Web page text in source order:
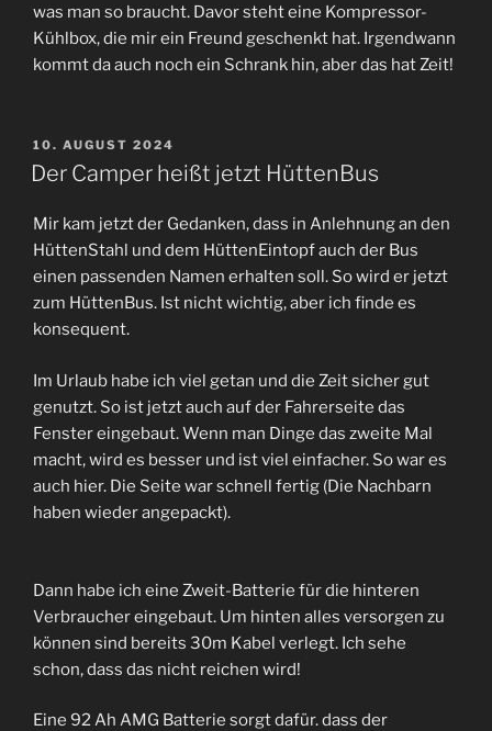
was man so braucht. Davor steht eine Kompressor-
Kühlbox, die mir ein Freund geschenkt hat. Irgendwann
kommt da auch noch ein Schrank hin, aber das hat Zeit!
VERÖFFENTLICHT
AM
10. AUGUST 2024
Der Camper heißt jetzt HüttenBus
Mir kam jetzt der Gedanken, dass in Anlehnung an den
HüttenStahl und dem HüttenEintopf auch der Bus
einen passenden Namen erhalten soll. So wird er jetzt
zum HüttenBus. Ist nicht wichtig, aber ich finde es
konsequent.
Im Urlaub habe ich viel getan und die Zeit sicher gut
genutzt. So ist jetzt auch auf der Fahrerseite das
Fenster eingebaut. Wenn man Dinge das zweite Mal
macht, wird es besser und ist viel einfacher. So war es
auch hier. Die Seite war schnell fertig (Die Nachbarn
haben wieder angepackt).
Dann habe ich eine Zweit-Batterie für die hinteren
Verbraucher eingebaut. Um hinten alles versorgen zu
können sind bereits 30m Kabel verlegt. Ich sehe
schon, dass das nicht reichen wird!
Eine 92 Ah AMG Batterie sorgt dafür. dass der